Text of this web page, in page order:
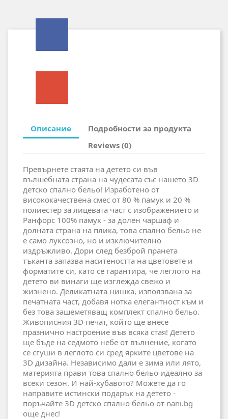
Описание
Подробности за продукта
Reviews (0)
Превърнете стаята на детето си във
вълшебната страна на чудесата със нашето 3D
детско спално бельо! Изработено от
висококачествена смес от 80 % памук и 20 %
полиестер за лицевата част с изображението и
Ранфорс 100% памук - за долен чаршаф и
долната страна на плика, това спално бельо не
е само луксозно, но и изключително
издръжливо. Дори след безброй пранета
тъканта запазва наситеността на цветовете и
форматите си, като се гарантира, че леглото на
детето ви винаги ще изглежда свежо и
жизнено. Деликатната нишка, използвана за
печатната част, добавя нотка елегантност към и
без това зашеметяващ комплект спално бельо.
Живописния 3D печат, който ще внесе
празнично настроение във всяка стая! Детето
ще бъде на седмото небе от вълнение, когато
се сгуши в леглото си сред ярките цветове на
3D дизайна. Независимо дали е зима или лято,
материята прави това спално бельо идеално за
всеки сезон. И най-хубавото? Можете да го
направите истински подарък на детето -
поръчайте 3D детско спално бельо от nani.bg
още днес!